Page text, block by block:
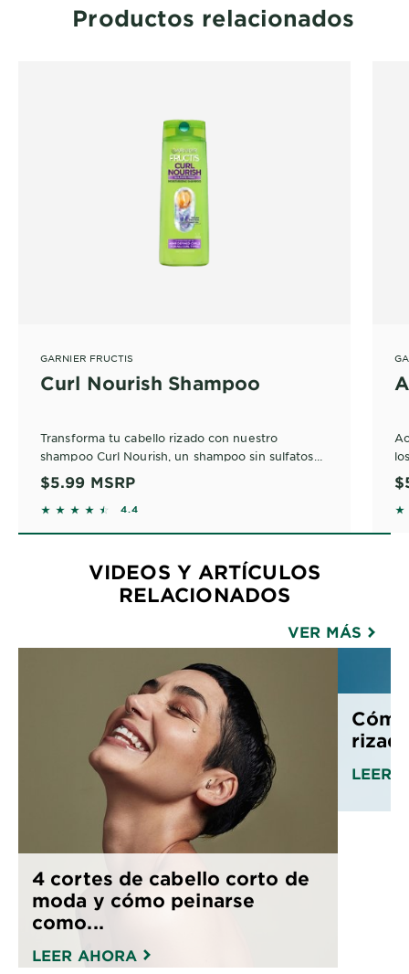
Productos relacionados
GARNIER FRUCTIS
Curl Nourish Shampoo
Transforma tu cabello rizado con nuestro
shampoo Curl Nourish, un shampoo sin sulfatos
diseñado para rizos definidos. Enriquecido con
proteína vegetal y aceite de coco, nutre mientras
limpia suavemente.
$5.99 MSRP
4.3727 out of 5 stars based on reviews
4.4
VIDEOS Y ARTÍCULOS
RELACIONADOS
VER MÁS
4 cortes de cabello corto de
moda y cómo peinarse
como...
LEER AHORA
LEER